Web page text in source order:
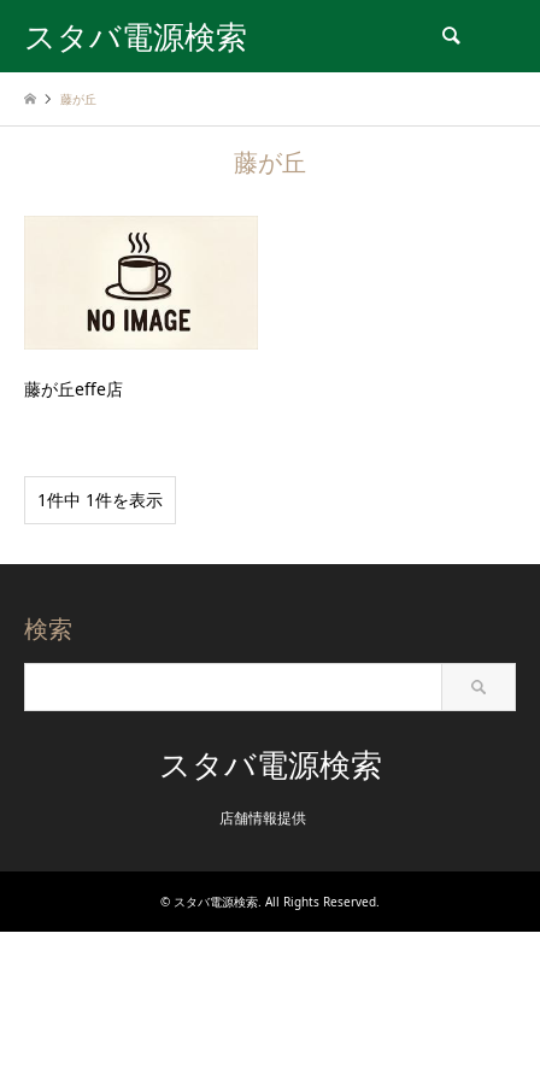
スタバ電源検索
藤が丘
藤が丘
藤が丘effe店
1件中 1件を表示
検索
スタバ電源検索
店舗情報提供
© スタバ電源検索 . All Rights Reserved.